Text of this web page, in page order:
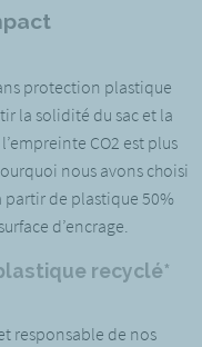
protection plastique
la solidité du sac et la
CO2 est plus
nous avons choisi
partir de plastique 50%
d’encrage.
recyclé*
responsable de nos